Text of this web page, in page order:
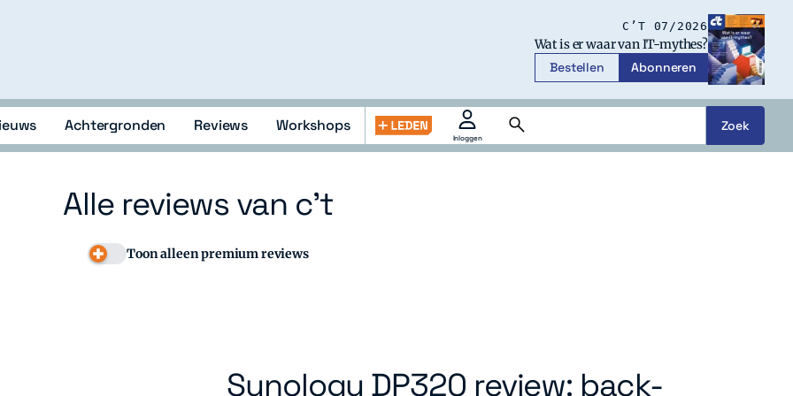
C’T 07/2026
Wat is er waar van IT-mythes?
Bestellen
Abonneren
Achtergronden Reviews Workshops
Inloggen
Zoeken
openen
Abonneren
Zoeken
Zoek
Alle reviews van c't
Toon alleen premium reviews
Synology DP320 review: back-